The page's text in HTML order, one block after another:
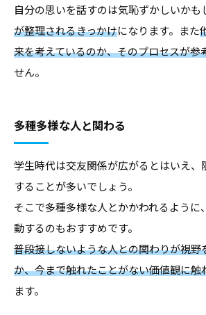
自分の思いを話すのは気恥ずかしいかも
が整理されるきっかけになります。また
来を考えているのか、そのプロセスが参
せん。
多種多様な人と関わる
学生時代は交友関係が広がるとはいえ、
することが多いでしょう。
そこで多種多様な人とかかわれるように
動するのもおすすめです。
普段接しないような人との関わりが視野
か、今まで触れたことがない価値観に触
ます。